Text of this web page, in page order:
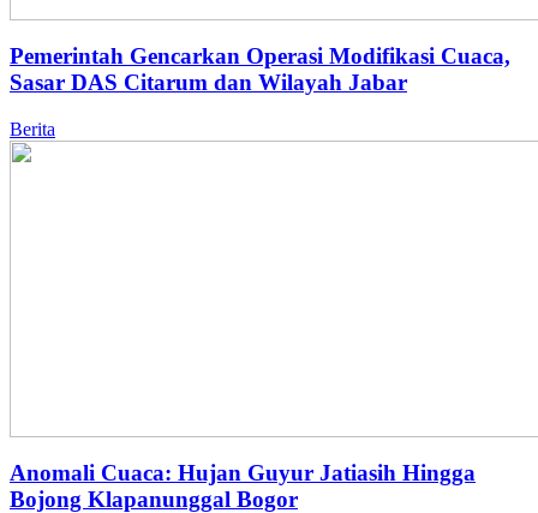
Pemerintah Gencarkan Operasi Modifikasi Cuaca,
Sasar DAS Citarum dan Wilayah Jabar
Berita
Anomali Cuaca: Hujan Guyur Jatiasih Hingga
Bojong Klapanunggal Bogor